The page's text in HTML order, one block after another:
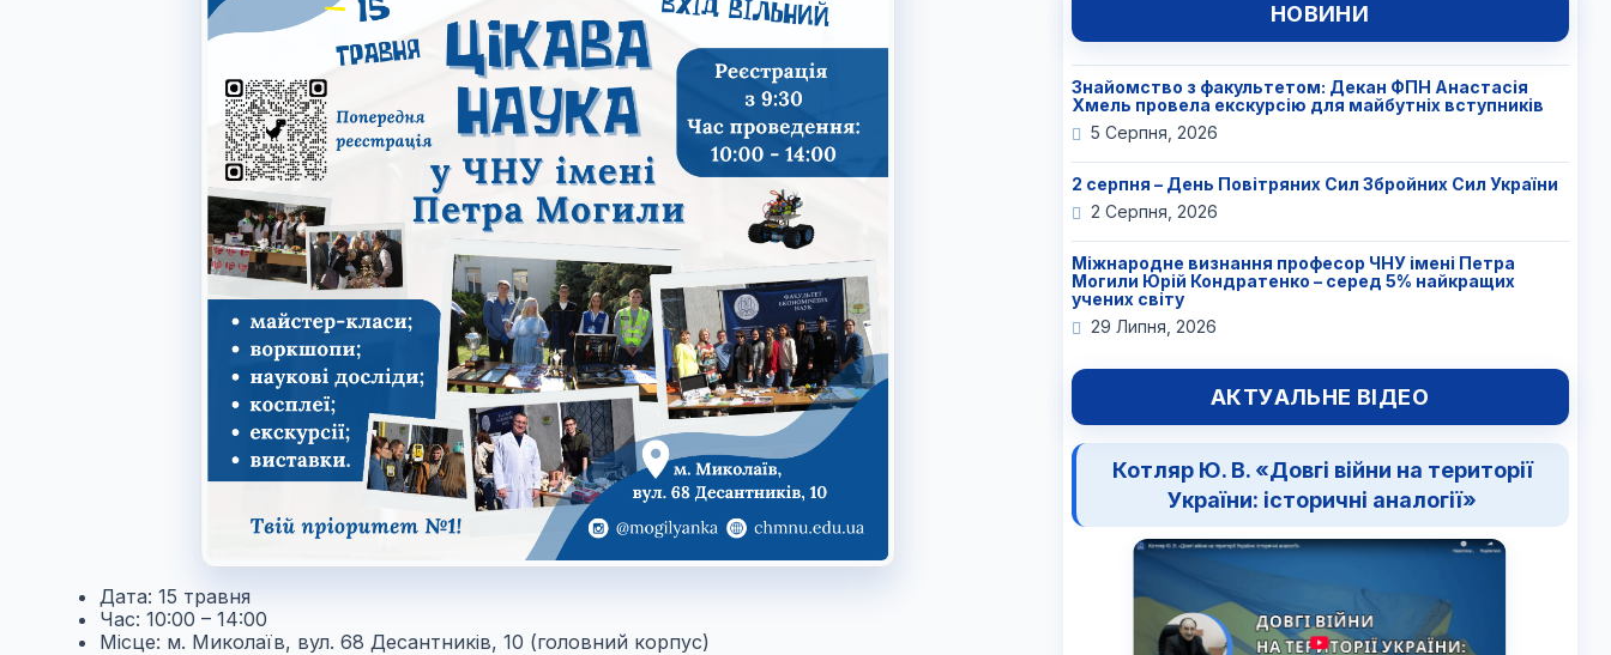
Дата: 15 травня
Час: 10:00 – 14:00
Місце: м. Миколаїв, вул. 68 Десантників, 10 (головний корпус)
НОВИНИ
Знайомство з факультетом: Декан ФПН Анастасія
Хмель провела екскурсію для майбутніх вступників
5 Серпня, 2026
2 серпня – День Повітряних Сил Збройних Сил України
2 Серпня, 2026
Міжнародне визнання професор ЧНУ імені Петра
Могили Юрій Кондратенко – серед 5% найкращих
учених світу
29 Липня, 2026
АКТУАЛЬНЕ ВІДЕО
Котляр Ю. В. «Довгі війни на території
України: історичні аналогії»